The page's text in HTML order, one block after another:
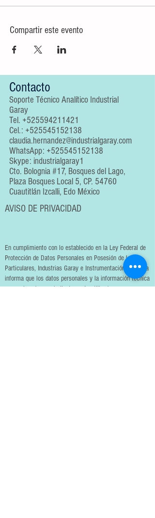
Compartir este evento
Contacto
Soporte Técnico Analítico Industrial
Garay
Tel. +525594211421
Cel.: +525545152138
claudia.hernandez@industrialgaray.com
WhatsApp: +525545152138
Skype: industrialgaray1
Cto. Bolognia #17, Bosques del Lago,
Plaza Bosques Local 5, CP. 54760
Cuautitlán Izcalli, Edo México
AVISO DE PRIVACIDAD
En cumplimiento con lo establecido en la Ley Federal de
Protección de Datos Personales en Posesión de los
Particulares, Industrias Garay e Instrumentación Analítica
informa que los datos personales y la información técnica
proporcionada por el cliente serán utilizados